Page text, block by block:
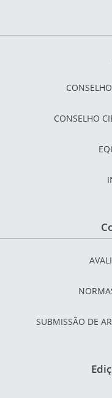
CONSELHO
SUBMISSÃO DE